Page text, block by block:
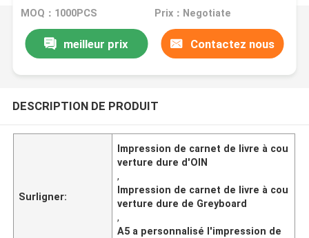
A5
MOQ：1000PCS Prix：Negotiate
meilleur prix Contactez nous
DESCRIPTION DE PRODUIT
Surligner:
Impression de carnet de livre à cou
verture dure d'OIN
,
Impression de carnet de livre à cou
verture dure de Greyboard
,
A5 a personnalisé l'impression de